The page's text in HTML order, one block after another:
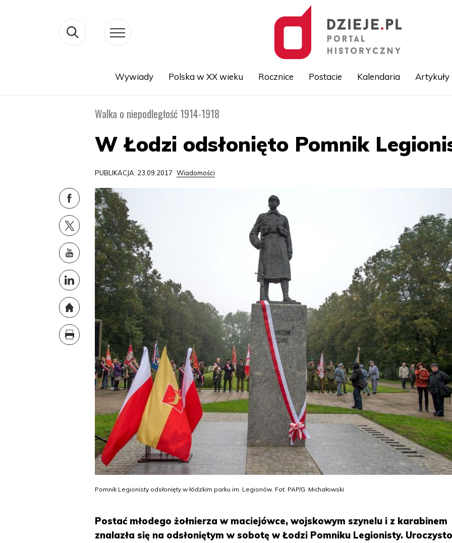
treści
Wywiady Polska w XX wieku Rocznice Postacie Kalendaria Artykuły
Walka o niepodległość 1914-1918
W Łodzi odsłonięto Pomnik
PUBLIKACJA: 23.09.2017 Wiadomości
Pomnik Legionisty odsłonięty w łódzkim parku im. Legionów. Fot. PAP/G. Michałowski
Postać młodego żołnierza w maciejówce, wojskowym szynelu i z karabinem
znalazła się na odsłoniętym w sobotę w Łodzi Pomniku Legionisty.